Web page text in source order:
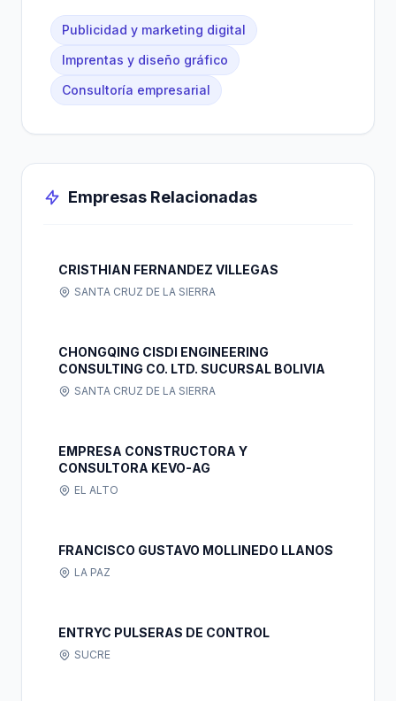
Publicidad y marketing digital
Imprentas y diseño gráfico
Consultoría empresarial
Empresas Relacionadas
CRISTHIAN FERNANDEZ VILLEGAS
SANTA CRUZ DE LA SIERRA
CHONGQING CISDI ENGINEERING
CONSULTING CO. LTD. SUCURSAL BOLIVIA
SANTA CRUZ DE LA SIERRA
EMPRESA CONSTRUCTORA Y
CONSULTORA KEVO-AG
EL ALTO
FRANCISCO GUSTAVO MOLLINEDO LLANOS
LA PAZ
ENTRYC PULSERAS DE CONTROL
SUCRE